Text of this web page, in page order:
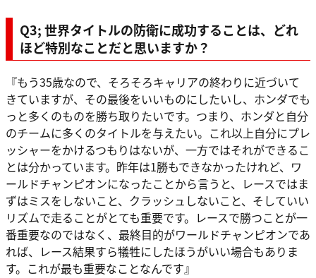
Q3; 世界タイトルの防衛に成功することは、どれ
ほど特別なことだと思いますか？
『もう35歳なので、そろそろキャリアの終わりに近づいて
きていますが、その最後をいいものにしたいし、ホンダでも
っと多くのものを勝ち取りたいです。つまり、ホンダと自分
のチームに多くのタイトルを与えたい。これ以上自分にプレ
ッシャーをかけるつもりはないが、一方ではそれができるこ
とは分かっています。昨年は1勝もできなかったけれど、ワ
ールドチャンピオンになったことから言うと、レースではま
ずはミスをしないこと、クラッシュしないこと、そしていい
リズムで走ることがとても重要です。レースで勝つことが一
番重要なのではなく、最終目的がワールドチャンピオンであ
れば、レース結果すら犠牲にしたほうがいい場合もありま
す。これが最も重要なことなんです』